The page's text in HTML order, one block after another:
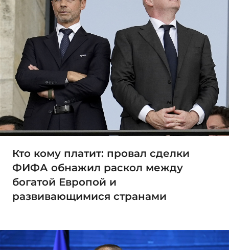
Кто кому платит: провал сделки
ФИФА обнажил раскол между
богатой Европой и
развивающимися странами